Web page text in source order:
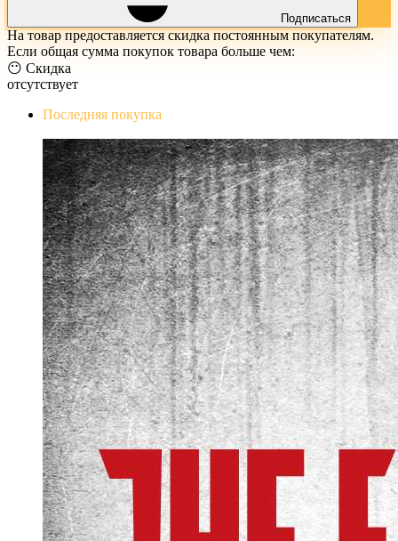
Подписаться
На товар предоставляется скидка постоянным покупателям.
Если общая сумма покупок товара больше чем:
😶 Скидка
отсутствует
Последняя покупка